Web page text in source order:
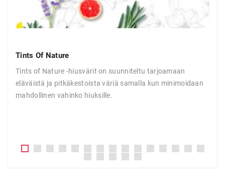
Tints Of Nature
Tints of Nature -hiusvärit on suunniteltu tarjoamaan
eläväistä ja pitkäkestoista väriä samalla kun minimoidaan
mahdollinen vahinko hiuksille.